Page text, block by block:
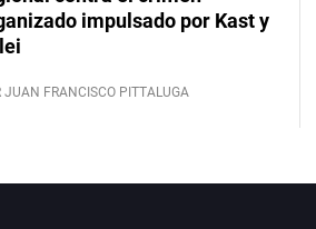
impulsado por Kast y
JUAN FRANCISCO PITTALUGA